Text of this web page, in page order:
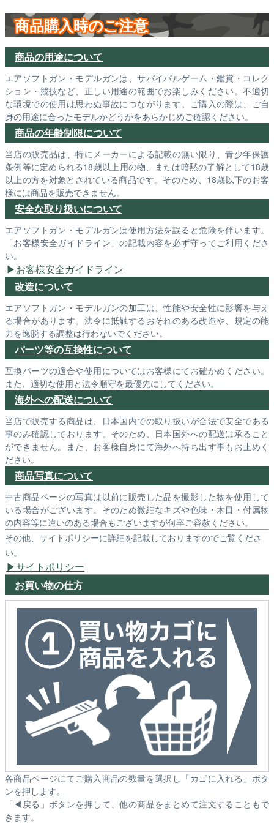
商品購入時のご注意
商品の用途について
エアソフトガン・モデルガンは、サバイバルゲーム・鑑賞・コレク
ション・競技など、正しい用途の範囲でお楽しみください。不適切
な環境での使用は思わぬ事故につながります。ご購入の際は、ご自
身の用途に合ったモデルかどうかをあらかじめご確認ください。
商品の年齢制限について
当店の販売品は、特にメーカーによる記載の無い限り、青少年保護
条例等に定められる18歳以上用の物、または暗黙の了解として18歳
以上の方を対象とされている商品です。そのため、18歳以下のお客
様には商品を販売できません。
安全な取り扱いについて
エアソフトガン・モデルガンは使用方法を誤ると危険を伴います。
「お客様安全ガイドライン」の記載内容を必ず守ってご利用くださ
い。
お客様安全ガイドライン
改造について
エアソフトガン・モデルガンの加工は、性能や安全性に影響を与え
る場合があります。法令に抵触するおそれのある改造や、規定の能
力を逸脱する調整は行わないでください。
パーツ等の互換性について
互換パーツの適合や使用についてはお客様にてお確かめください。
また、適切な使用と法令順守を最優先にしてください。
海外への配送について
当店で販売する商品は、日本国内での取り扱いが合法で安全である
事のみ確認しております。そのため、日本国外への配送は承ること
ができません。また、お客様自身にて海外へ持ち出す事もお止めく
ださい。
商品写真について
中古商品ページの写真は以前に販売した品を撮影した物を使用して
いる場合がございます。そのため微細なキズや色味・木目・付属物
の内容等に違いのある場合もございますが何卒ご容赦ください。
その他、サイトポリシーに詳細を記載しておりますのでご覧くださ
い。
サイトポリシー
お買い物の仕方
各商品ページにてご購入商品の数量を選択し「カゴに入れる」ボタ
ンを押します。
「◀戻る」ボタンを押して、他の商品をまとめて注文することもで
きます。